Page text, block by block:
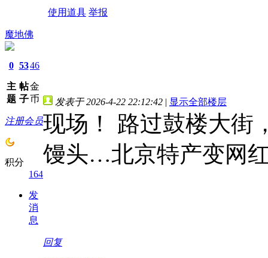
使用道具 举报
魔地佛
0
主
题
53
帖
子
46
金
币
注册会员
积分
164
发
消
息
发表于 2026-4-22 22:12:42 | 显示全部楼层
现场！ 路过鼓楼大街
馒头…北京特产变网
回复